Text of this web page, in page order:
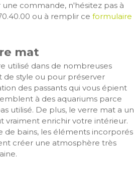
une commande, n'hésitez pas à
ou à remplir ce formulaire
mat
utilisé dans de nombreuses
style ou pour préserver
des passants qui vous épient
à des aquariums parce
utilisé. De plus, le verre mat a un
vraiment enrichir votre intérieur.
de bains, les éléments incorporés
créer une atmosphère très